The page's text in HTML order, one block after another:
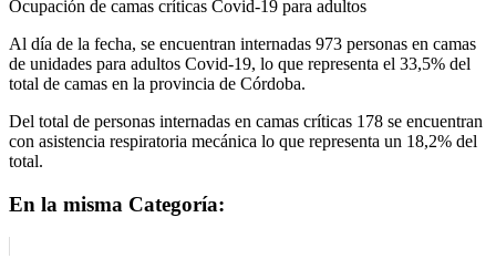
Ocupación de camas críticas Covid-19 para adultos
Al día de la fecha, se encuentran internadas 973 personas en camas
de unidades para adultos Covid-19, lo que representa el 33,5% del
total de camas en la provincia de Córdoba.
Del total de personas internadas en camas críticas 178 se encuentran
con asistencia respiratoria mecánica lo que representa un 18,2% del
total.
En la misma Categoría: